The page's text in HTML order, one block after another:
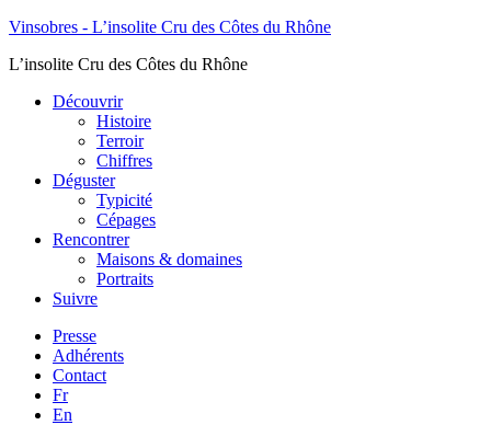
Vinsobres - L’insolite Cru des Côtes du Rhône
L’insolite Cru des Côtes du Rhône
Découvrir
Histoire
Terroir
Chiffres
Déguster
Typicité
Cépages
Rencontrer
Maisons & domaines
Portraits
Suivre
Presse
Adhérents
Contact
Fr
En